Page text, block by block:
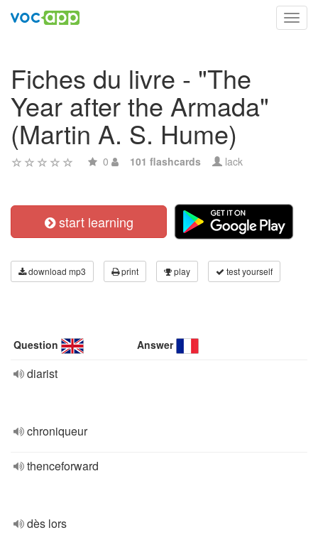
Fiches du livre - "The
Year after the Armada"
(Martin A. S. Hume)
0 101 flashcards lack
start learning
download mp3 print play test yourself
Question Answer
diarist
chroniqueur
thenceforward
dès lors